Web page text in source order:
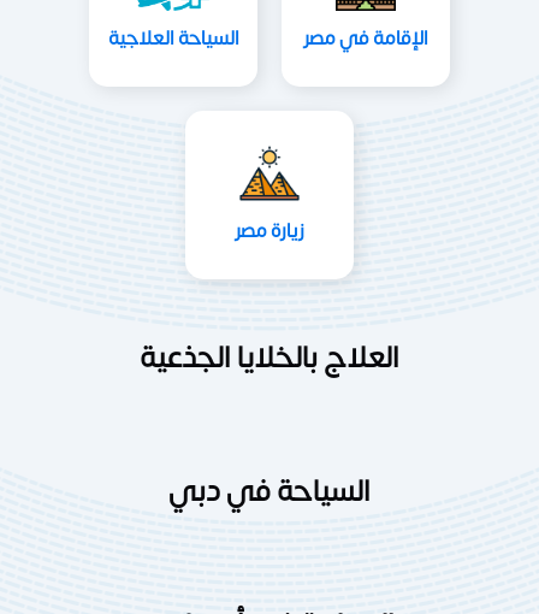
الإقامة في مصر السياحة العلاجية
زيارة مصر
العلاج بالخلايا الجذعية
السياحة في دبي